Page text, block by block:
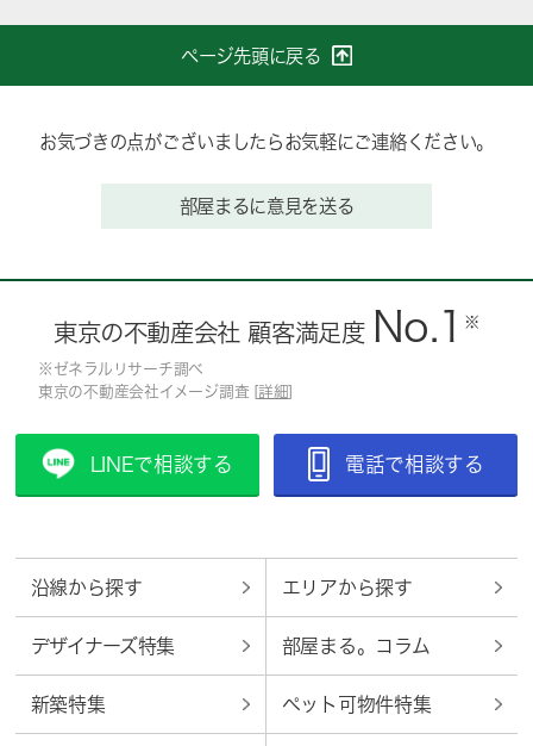
ページ先頭に戻る
お気づきの点がございましたらお気軽にご連絡ください。
部屋まるに意見を送る
東京の不動産会社 顧客満足度 No.1 ※
※ゼネラルリサーチ調べ
東京の不動産会社イメージ調査 [ 詳細
LINEで相談する 電話で相談する
沿線から探す エリアから探す
デザイナーズ特集 部屋まる。コラム
新築特集 ペット可物件特集